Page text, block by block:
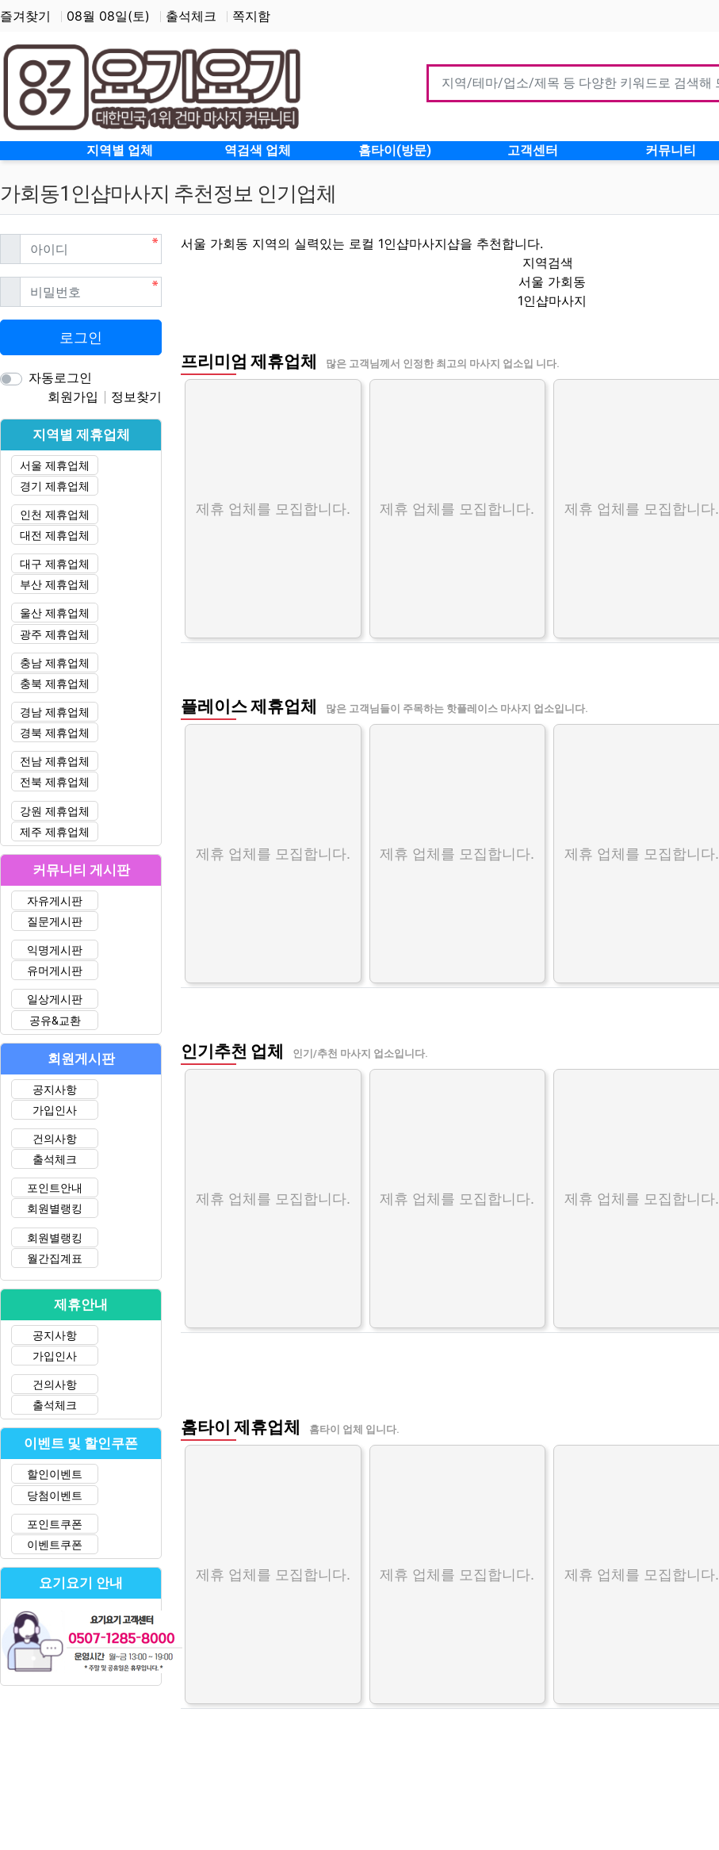
즐겨찾기 08월 08일(토) 출석체크 쪽지함
지역별 업체 역검색 업체 홈타이(방문) 고객센터 커뮤니티
가회동1인샵마사지 추천정보 인기업체
서울 가회동 지역의 실력있는 로컬 1인샵마사지샵을 추천합니다.
지역검색
서울 가회동
1인샵마사지
프리미엄 제휴업체 많은 고객님께서 인정한 최고의 마사지 업소입 니다.
제휴 업체를 모집합니다. 제휴 업체를 모집합니다. 제휴 업체를 모집합니다.
플레이스 제휴업체 많은 고객님들이 주목하는 핫플레이스 마사지 업소입니다.
제휴 업체를 모집합니다. 제휴 업체를 모집합니다. 제휴 업체를 모집합니다.
인기추천 업체 인기/추천 마사지 업소입니다.
제휴 업체를 모집합니다. 제휴 업체를 모집합니다. 제휴 업체를 모집합니다.
홈타이 제휴업체 홈타이 업체 입니다.
제휴 업체를 모집합니다. 제휴 업체를 모집합니다. 제휴 업체를 모집합니다.
아이디필수
비밀번호필수
로그인
자동로그인
회원가입
정보찾기
지역별 제휴업체
서울 제휴업체
경기 제휴업체
인천 제휴업체
대전 제휴업체
대구 제휴업체
부산 제휴업체
울산 제휴업체
광주 제휴업체
충남 제휴업체
충북 제휴업체
경남 제휴업체
경북 제휴업체
전남 제휴업체
전북 제휴업체
강원 제휴업체
제주 제휴업체
커뮤니티 게시판
자유게시판
질문게시판
익명게시판
유머게시판
일상게시판
공유&교환
회원게시판
공지사항
가입인사
건의사항
출석체크
포인트안내
회원별랭킹
회원별랭킹
월간집계표
제휴안내
공지사항
가입인사
건의사항
출석체크
이벤트 및 할인쿠폰
할인이벤트
당첨이벤트
포인트쿠폰
이벤트쿠폰
요기요기 안내